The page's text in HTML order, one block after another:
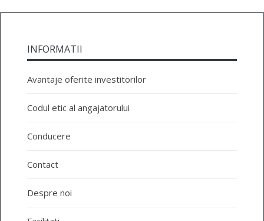
INFORMATII
Avantaje oferite investitorilor
Codul etic al angajatorului
Conducere
Contact
Despre noi